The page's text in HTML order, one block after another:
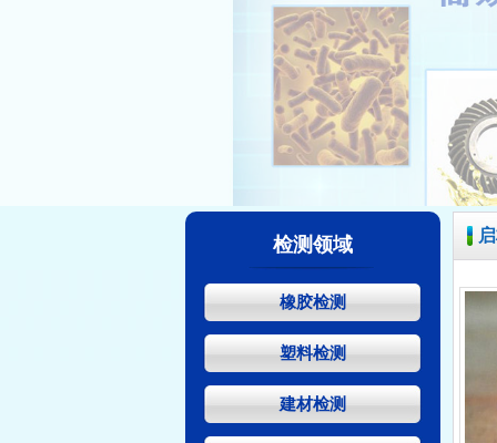
检测领域
橡胶检测
塑料检测
建材检测